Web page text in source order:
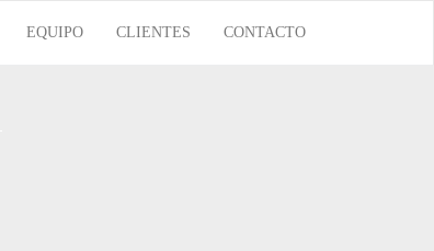
EQUIPO CLIENTES CONTACTO